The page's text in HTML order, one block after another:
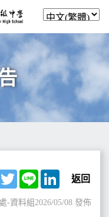
TwitterLine LinkedIn
返回
-資料組2026/05/08 發佈